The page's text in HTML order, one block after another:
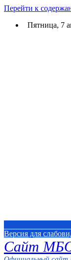
Перейти к
Пятница, 7
Версия для
Сайт